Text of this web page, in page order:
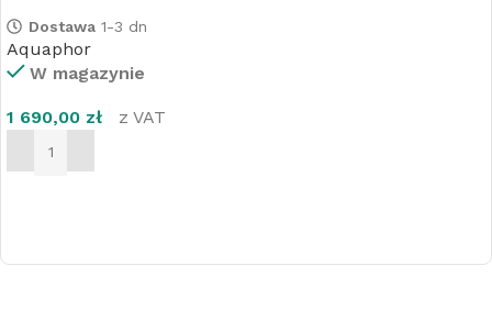
Dostawa 1-3 dn
Aquaphor
W magazynie
1 690,00 zł z VAT
DODAJ DO KOSZYKA